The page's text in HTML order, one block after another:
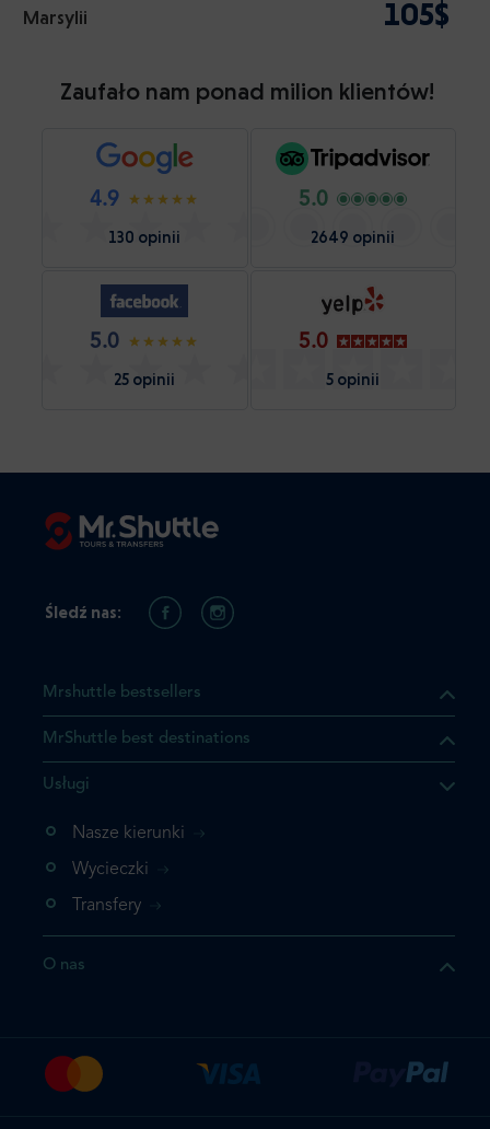
Marsylii
105$
Zaufało nam ponad milion klientów!
4.9
130 opinii
5.0
2649 opinii
5.0
25 opinii
5.0
5 opinii
którego szukasz jest już
nie chcesz dodawać go
Mrshuttle bestsellers
MrShuttle best destinations
Usługi
Nasze kierunki
Wycieczki
Transfery
O nas
Śledź nas: